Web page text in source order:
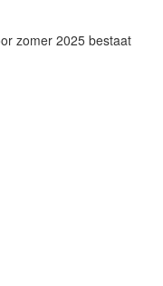
zomer 2025 bestaat